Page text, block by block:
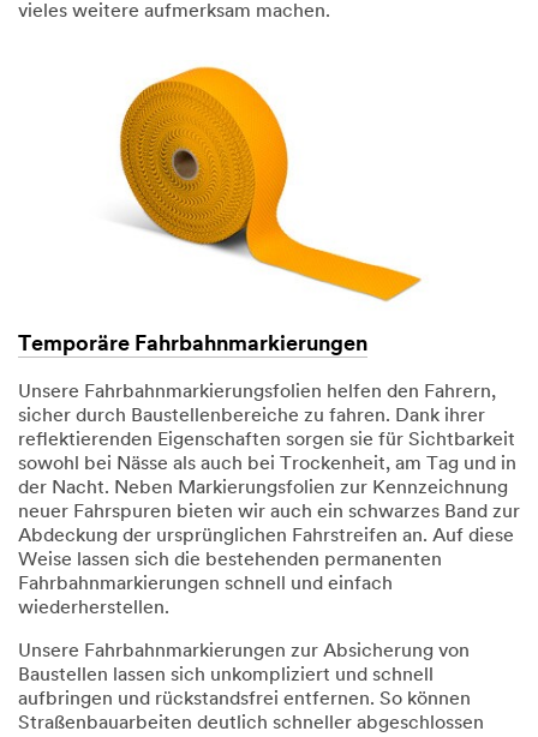
vieles weitere aufmerksam machen.
Temporäre Fahrbahnmarkierungen
Unsere Fahrbahnmarkierungsfolien helfen den Fahrern,
sicher durch Baustellenbereiche zu fahren. Dank ihrer
reflektierenden Eigenschaften sorgen sie für Sichtbarkeit
sowohl bei Nässe als auch bei Trockenheit, am Tag und in
der Nacht. Neben Markierungsfolien zur Kennzeichnung
neuer Fahrspuren bieten wir auch ein schwarzes Band zur
Abdeckung der ursprünglichen Fahrstreifen an. Auf diese
Weise lassen sich die bestehenden permanenten
Fahrbahnmarkierungen schnell und einfach
wiederherstellen.
Unsere Fahrbahnmarkierungen zur Absicherung von
Baustellen lassen sich unkompliziert und schnell
aufbringen und rückstandsfrei entfernen. So können
Straßenbauarbeiten deutlich schneller abgeschlossen